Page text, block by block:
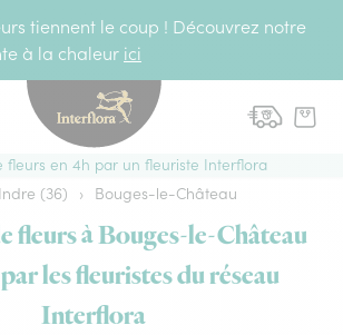
tiennent le coup ! Découvrez notre
à la chaleur ici
fleurs en 4h par un fleuriste Interflora
Indre (36) › Bouges-le-Château
fleurs à Bouges-le-Château
les fleuristes du réseau
Interflora